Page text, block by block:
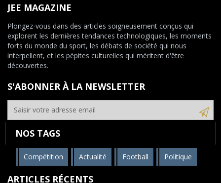
JEE MAGAZINE
Plongez-vous dans des articles soigneusement conçus qui
explorent les dernières tendances technologiques, les moments
forts du monde du sport, les débats de société qui nous
interpellent, et les pépites culturelles qui méritent d'être
découvertes.
S'ABONNER À LA NEWSLETTER
NOS TAGS
Compétition Actualité Football Politique
ARTICLES RÉCENTS